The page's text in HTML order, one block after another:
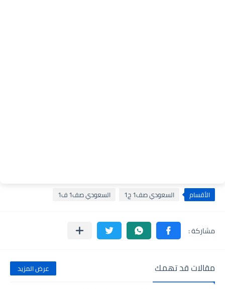
الأقسام السعودي صف1 ج1 السعودي صف1 ف1
مقالات قد تهمك عرض المزيد